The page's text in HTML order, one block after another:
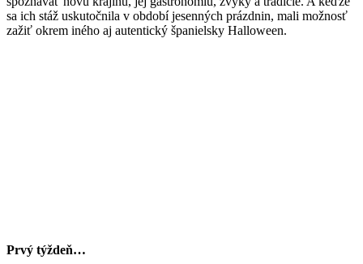
sa ich stáž uskutočnila v období jesenných prázdnin, mali možnosť
zažiť okrem iného aj autentický španielsky Halloween.
Prvý týždeň…